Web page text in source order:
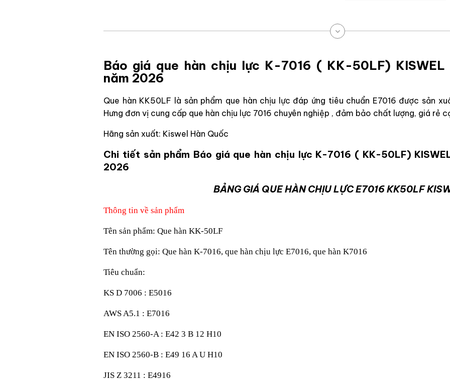
Báo giá que hàn chịu lực K-7016 ( KK-50LF) KISWEL
năm 2026
Que hàn KK50LF là sản phẩm que hàn chịu lực đáp ứng tiêu chuẩn E7016 được sản
Hưng đơn vị cung cấp que hàn chịu lực 7016 chuyên nghiệp , đảm bảo chất lượng, giá rẻ
Hãng sản xuất: Kiswel Hàn Quốc
Chi tiết sản phẩm Báo giá que hàn chịu lực K-7016 ( KK-50LF)
2026
BẢNG GIÁ QUE HÀN CHỊU LỰC E7016 KK50LF
Thông tin về sản phẩm
Tên sản phẩm: Que hàn KK-50LF
Tên thường gọi: Que hàn K-7016, que hàn chịu lực E7016, que hàn K7016
Tiêu chuẩn:
KS D 7006 : E5016
AWS A5.1 : E7016
EN ISO 2560-A : E42 3 B 12 H10
EN ISO 2560-B : E49 16 A U H10
JIS Z 3211 : E4916